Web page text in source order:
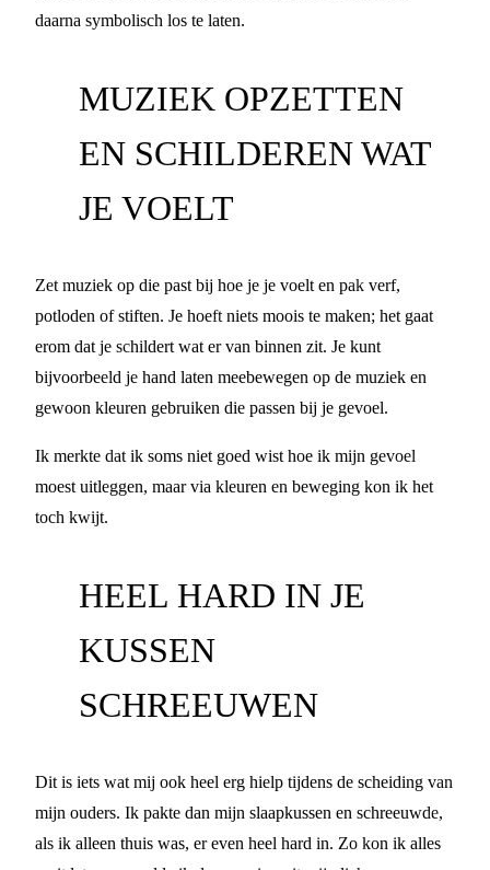
daarna symbolisch los te laten.
MUZIEK OPZETTEN
EN SCHILDEREN WAT
JE VOELT
Zet muziek op die past bij hoe je je voelt en pak verf,
potloden of stiften. Je hoeft niets moois te maken; het gaat
erom dat je schildert wat er van binnen zit. Je kunt
bijvoorbeeld je hand laten meebewegen op de muziek en
gewoon kleuren gebruiken die passen bij je gevoel.
Ik merkte dat ik soms niet goed wist hoe ik mijn gevoel
moest uitleggen, maar via kleuren en beweging kon ik het
toch kwijt.
HEEL HARD IN JE
KUSSEN
SCHREEUWEN
Dit is iets wat mij ook heel erg hielp tijdens de scheiding van
mijn ouders. Ik pakte dan mijn slaapkussen en schreeuwde,
als ik alleen thuis was, er even heel hard in. Zo kon ik alles